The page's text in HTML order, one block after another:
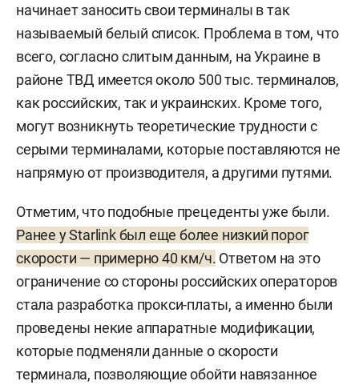
начинает заносить свои терминалы в так
называемый белый список. Проблема в том, что
всего, согласно слитым данным, на Украине в
районе ТВД имеется около 500 тыс. терминалов,
как российских, так и украинских. Кроме того,
могут возникнуть теоретические трудности с
серыми терминалами, которые поставляются не
напрямую от производителя, а другими путями.
Отметим, что подобные прецеденты уже были.
Ранее у Starlink был еще более низкий порог
скорости — примерно 40 км/ч. Ответом на это
ограничение со стороны российских операторов
стала разработка прокси-платы, а именно были
проведены некие аппаратные модификации,
которые подменяли данные о скорости
терминала, позволяющие обойти навязанное